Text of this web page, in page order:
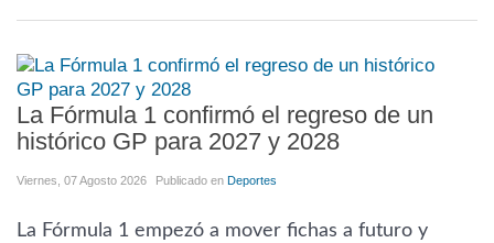
La Fórmula 1 confirmó el regreso de un
histórico GP para 2027 y 2028
Viernes, 07 Agosto 2026 Publicado en Deportes
La Fórmula 1 empezó a mover fichas a futuro y